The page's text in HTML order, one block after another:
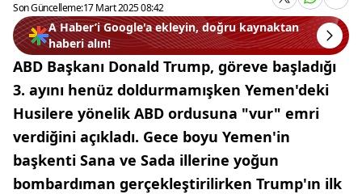
Son Güncelleme:17 Mart 2025 08:42
A Haber’i Google'a ekleyin, doğru kaynaktan
haberi alın!
ABD Başkanı Donald Trump, göreve başladığı
3. ayını henüz doldurmamışken Yemen'deki
Husilere yönelik ABD ordusuna "vur" emri
verdiğini açıkladı. Gece boyu Yemen'in
başkenti Sana ve Sada illerine yoğun
bombardıman gerçekleştirilirken Trump'ın ilk